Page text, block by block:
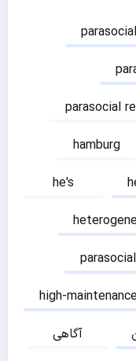
parasocial
hamburg
he's
high-
آگاهی